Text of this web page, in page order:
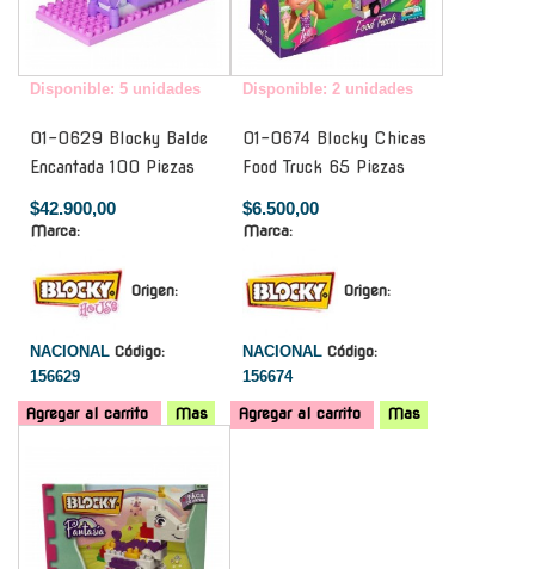
Disponible: 5 unidades
01-0629 Blocky Balde
Encantada 100 Piezas
$42.900,00
Marca:
Origen:
NACIONAL Código:
156629
Agregar al carrito Mas
Disponible: 2 unidades
01-0674 Blocky Chicas
Food Truck 65 Piezas
$6.500,00
Marca:
Origen:
NACIONAL Código:
156674
Agregar al carrito
Mas